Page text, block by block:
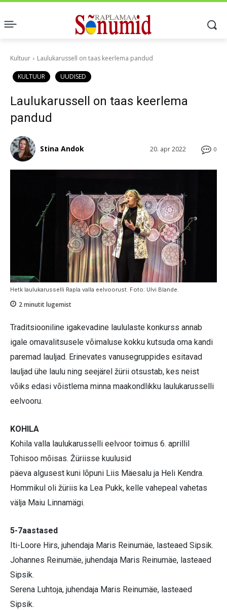
Kultuur Laulukarussell on taas keerlema pandud
KULTUUR UUDISED
Laulukarussell on taas keerlema
pandud
0
20. apr 2022
Stina Andok
Hetk laulukarusselli Rapla valla eelvoorust. Foto: Ulvi Blande.
2minutit lugemist
Traditsiooniline igakevadine laululaste konkurss annab
igale omavalitsusele võimaluse kokku kutsuda oma kandi
paremad lauljad. Erinevates vanusegruppides esitavad
lauljad ühe laulu ning seejärel žürii otsustab, kes neist
võiks edasi võistlema minna maakondlikku laulukarusselli
eelvooru.
KOHILA
Kohila valla laulukarusselli eelvoor toimus 6. aprillil
Tohisoo mõisas. Žüriisse kuulusid
päeva algusest kuni lõpuni Liis Mäesalu ja Heli Kendra.
Hommikul oli žüriis ka Lea Pukk, kelle vahepeal vahetas
välja Maiu Linnamägi.
5-7aastased
Iti-Loore Hirs, juhendaja Maris Reinumäe, lasteaed Sipsik.
Johannes Reinumäe, juhendaja Maris Reinumäe, lasteaed
Sipsik.
Serena Luhtoja, juhendaja Maris Reinumäe, lasteaed
Sipsik.